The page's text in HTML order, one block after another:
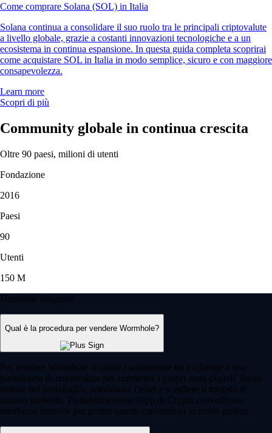
Come comprare Solana (SOL) in Italia
Solana continua a consolidare il suo ruolo tra le principali criptovalute
a livello globale, grazie a costanti innovazioni tecnologiche e a un
ecosistema in continua espansione. In questa guida completa scoprirai
come acquistare SOL in Italia in modo semplice, sicuro e con maggiore
consapevolezza.
Learn more
Scopri di più
Community globale in continua crescita
Oltre 90 paesi, milioni di utenti
Fondazione
2016
Paesi
90
Utenti
150 M
Domande frequenti
Qual è la procedura per vendere Wormhole?
Per vendere Wormhole si utilizza solitamente un exchange o una
piattaforma di criptovalute per convertire i propri asset digitali. Basta
entrare nel portafoglio, selezionare l'asset e scegliere il metodo di
incasso preferito. Piattaforme come l'app di Crypto.com offrono
interfacce intuitive per gestire queste conversioni in modo pratico.